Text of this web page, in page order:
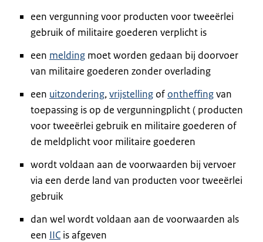
een vergunning voor producten voor tweeërlei
gebruik of militaire goederen verplicht is
een melding moet worden gedaan bij doorvoer
van militaire goederen zonder overlading
een uitzondering,vrijstelling of ontheffingvan
toepassing is op de vergunningplicht ( producten
voor tweeërlei gebruik en militaire goederen of
de meldplicht voor militaire goederen
wordt voldaan aan de voorwaarden bij vervoer
via een derde land van producten voor tweeërlei
gebruik
dan wel wordt voldaan aan de voorwaarden als
een IIC is afgeven